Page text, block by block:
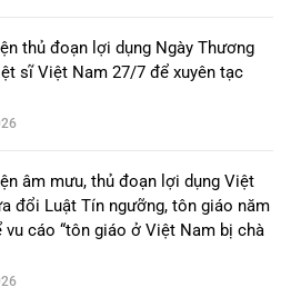
thủ đoạn lợi dụng Ngày Thương
sĩ Việt Nam 27/7 để xuyên tạc
âm mưu, thủ đoạn lợi dụng Việt
đổi Luật Tín ngưỡng, tôn giáo năm
vu cáo “tôn giáo ở Việt Nam bị chà